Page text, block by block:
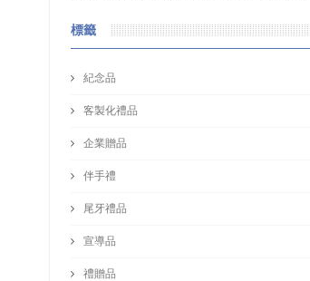
勢、先天促量的產品設計等因素都有可能造成
傷害！ 但若現在開始採用對身體較為輕鬆的
拯救身體的脊椎。可將...
標籤
紀念品
客製化禮品
企業贈品
伴手禮
尾牙禮品
宣導品
禮贈品